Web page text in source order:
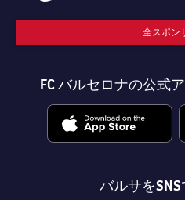
全スポン
FC バルセロナの公式
バルサを